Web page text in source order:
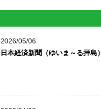
2026/05/06
日本経済新聞（ゆいま～る拝島）